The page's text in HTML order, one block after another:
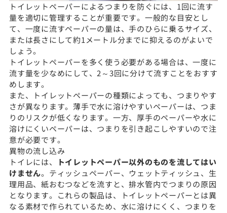
トイレットペーパーによるつまりを防ぐには、1回に流す
量を適切に管理することが重要です。一般的な目安とし
て、一度に流すペーパーの量は、手のひらに乗るサイズ、
または長さにして約1メートル分までに抑えるのがよいで
しょう。
トイレットペーパーを多く使う必要がある場合は、一度に
流す量を少なめにして、2～3回に分けて流すことをおすす
めします。
また、トイレットペーパーの種類によっても、つまりやす
さが異なります。薄手で水に溶けやすいペーパーは、つま
りのリスクが低くなります。一方、厚手のペーパーや水に
溶けにくいペーパーは、つまりを引き起こしやすいので注
意が必要です。
異物の流し込み
トイレには、
トイレットペーパー以外のものを流してはい
けません。ティッシュペーパー、ウェットティッシュ、生
理用品、紙おむつなどを流すと、排水管内でつまりの原因
となります。これらの製品は、トイレットペーパーとは異
なる素材で作られているため、水に溶けにくく、つまりを